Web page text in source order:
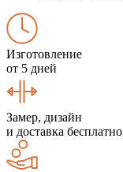
Изготовление
от 5 дней
Замер, дизайн
и доставка бесплатно